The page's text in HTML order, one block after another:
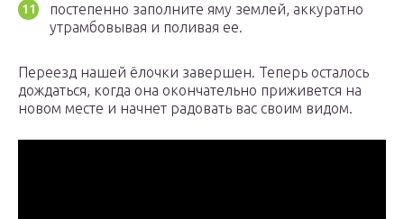
постепенно заполните яму землей, аккуратно
утрамбовывая и поливая ее.
Переезд нашей ёлочки завершен. Теперь осталось
дождаться, когда она окончательно приживется на
новом месте и начнет радовать вас своим видом.